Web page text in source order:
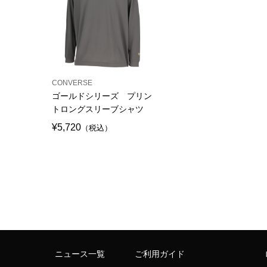
CONVERSE
ゴールドシリーズ プリン
トロングスリーブシャツ
¥5,720 （税込）
ニュース一覧 ご利用ガイド